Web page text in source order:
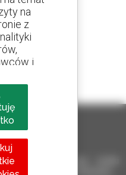
świecie
przeładunkowy: wózki
podnośniki koszowe
na
z
i